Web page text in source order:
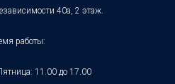
40а, 2 этаж.
работы:
11.00 до 17.00